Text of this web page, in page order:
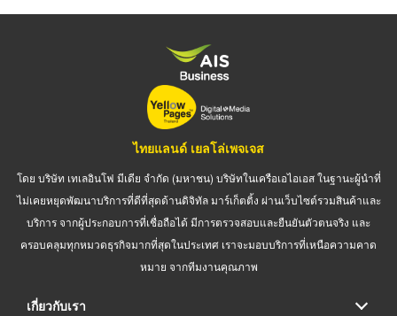
ไทยแลนด์ เยลโล่เพจเจส
โดย บริษัท เทเลอินโฟ มีเดีย จำกัด (มหาชน) บริษัทในเครือเอไอเอส ในฐานะผู้นำที่
ไม่เคยหยุดพัฒนาบริการที่ดีที่สุดด้านดิจิทัล มาร์เก็ตติ้ง ผ่านเว็บไซต์รวมสินค้าและ
บริการ จากผู้ประกอบการที่เชื่อถือได้ มีการตรวจสอบและยืนยันตัวตนจริง และ
ครอบคลุมทุกหมวดธุรกิจมากที่สุดในประเทศ เราจะมอบบริการที่เหนือความคาด
หมาย จากทีมงานคุณภาพ
เกี่ยวกับเรา